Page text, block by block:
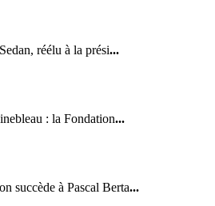
réélu à la prési...
: la Fondation...
succède à Pascal Berta...